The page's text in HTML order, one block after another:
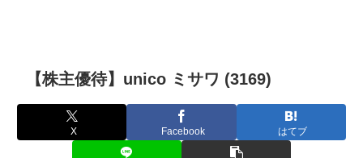
【株主優待】unico ミサワ (3169)
X Facebook はてブ